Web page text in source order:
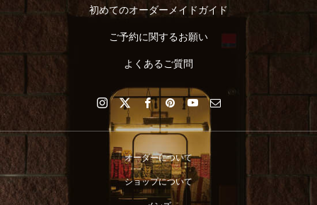
初めてのオーダーメイドガイド
ご予約に関するお願い
よくあるご質問
オーダーについて
ショップについて